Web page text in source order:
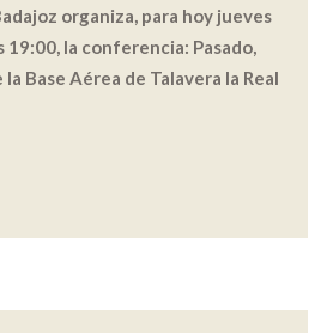
organiza, para hoy jueves
19:00, la conferencia: Pasado,
Base Aérea de Talavera la Real